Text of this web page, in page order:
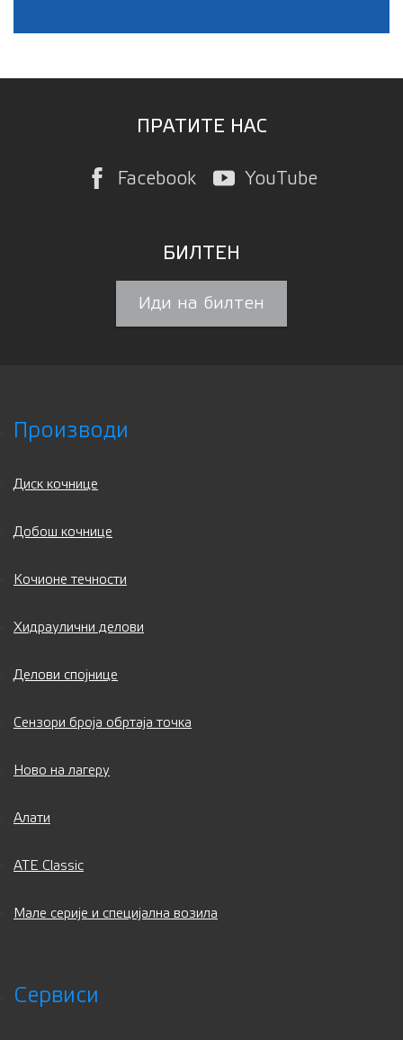
ПРАТИТЕ НАС
Facebook YouTube
БИЛТЕН
Иди на билтен
Производи
Диск кочнице
Добош кочнице
Кочионе течности
Хидраулични делови
Делови спојнице
Сензори броја обртаја точка
Ново на лагеру
Алати
ATE Classic
Мале серије и специјална возила
Сервиси